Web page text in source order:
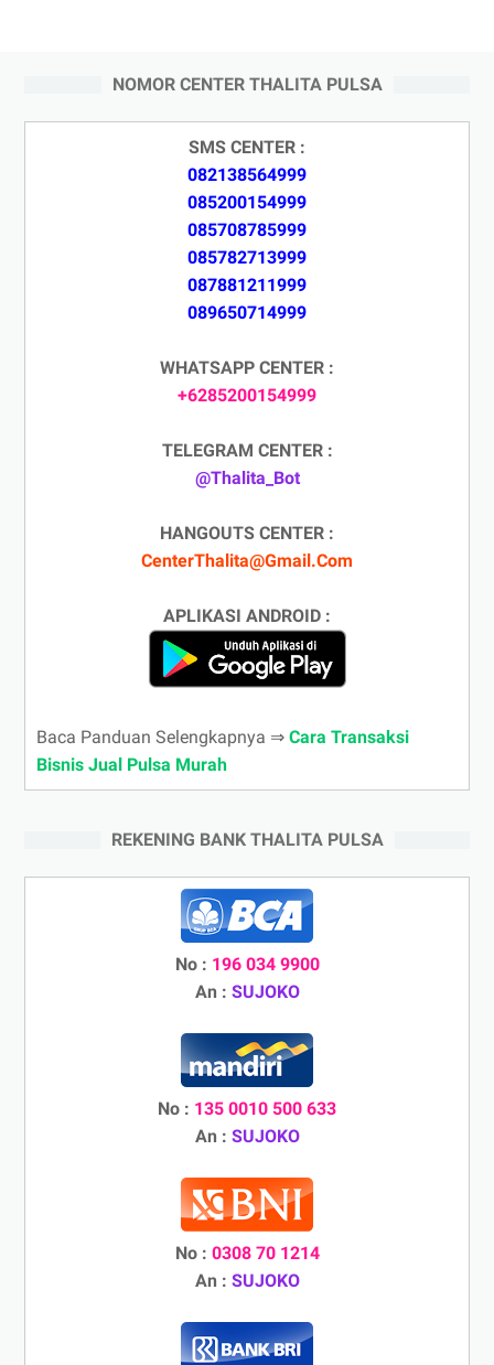
NOMOR CENTER THALITA PULSA
SMS CENTER :
082138564999
085200154999
085708785999
085782713999
087881211999
089650714999
WHATSAPP CENTER :
+6285200154999
TELEGRAM CENTER :
@Thalita_Bot
HANGOUTS CENTER :
CenterThalita@Gmail.Com
APLIKASI ANDROID :
Baca Panduan Selengkapnya ⇒ Cara Transaksi
Bisnis Jual Pulsa Murah
REKENING BANK THALITA PULSA
No : 196 034 9900
An : SUJOKO
No : 135 0010 500 633
An : SUJOKO
No : 0308 70 1214
An : SUJOKO